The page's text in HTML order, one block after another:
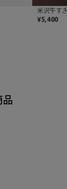
米沢牛す
¥5,400
品